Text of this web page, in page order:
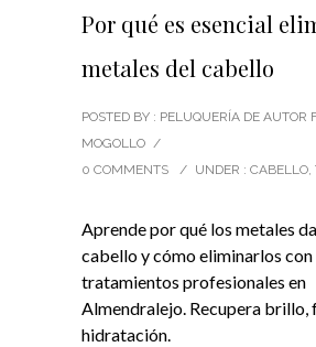
Por qué es esencial
metales del cabello
POSTED BY : PELUQUERÍA DE AUTOR
MOGOLLO /
0 COMMENTS
/ UNDER : CABELLO,
Aprende por qué los metales
cabello y cómo eliminarlos con
tratamientos profesionales en
Almendralejo. Recupera brillo,
hidratación.